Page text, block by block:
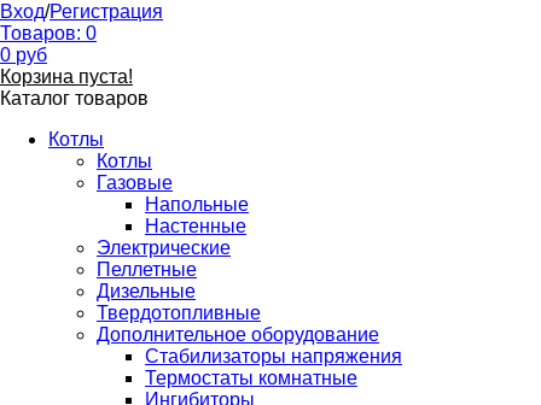
Вход/Регистрация
Товаров: 0
0 руб
Корзина пуста!
Каталог товаров
Котлы
Котлы
Газовые
Напольные
Настенные
Электрические
Пеллетные
Дизельные
Твердотопливные
Дополнительное оборудование
Стабилизаторы напряжения
Термостаты комнатные
Ингибиторы